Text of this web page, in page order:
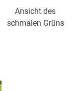
Ansicht des
schmalen Grüns